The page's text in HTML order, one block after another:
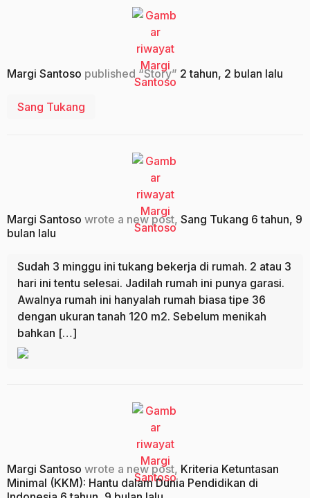
Margi Santoso published “Story” 2 tahun, 2 bulan lalu
Sang Tukang
Margi Santoso wrote a new post, Sang Tukang 6 tahun, 9
bulan lalu
Sudah 3 minggu ini tukang bekerja di rumah. 2 atau 3
hari ini tentu selesai. Jadilah rumah ini punya garasi.
Awalnya rumah ini hanyalah rumah biasa tipe 36
dengan ukuran tanah 120 m2. Sebelum menikah
bahkan […]
Margi Santoso wrote a new post, Kriteria Ketuntasan
Minimal (KKM): Hantu dalam Dunia Pendidikan di